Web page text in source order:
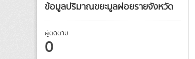
ข้อมูลปริมาณขยะมูลฝอยรายจังหวัด
ผู้ติดตาม
0